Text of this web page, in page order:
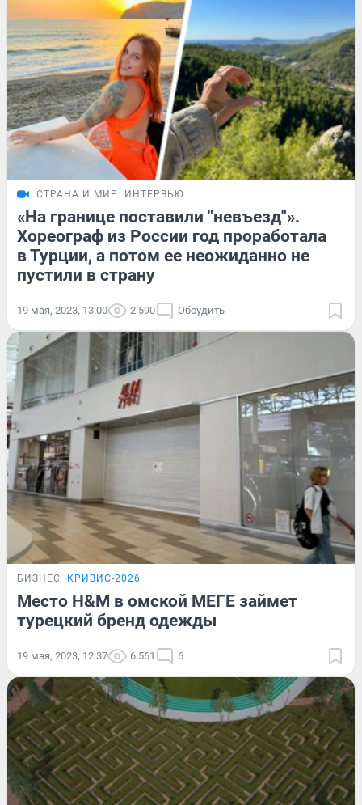
СТРАНА И МИР ИНТЕРВЬЮ
«На границе поставили "невъезд"».
Хореограф из России год проработала
в Турции, а потом ее неожиданно не
пустили в страну
19 мая, 2023, 13:00 2 590 Обсудить
БИЗНЕС КРИЗИС-2026
Место H&M в омской МЕГЕ займет
турецкий бренд одежды
19 мая, 2023, 12:37 6 561 6